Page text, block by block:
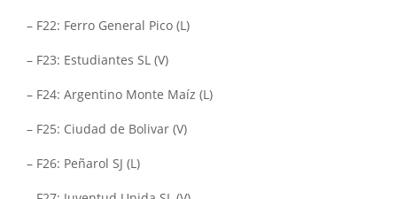
– F22: Ferro General Pico (L)
– F23: Estudiantes SL (V)
– F24: Argentino Monte Maíz (L)
– F25: Ciudad de Bolivar (V)
– F26: Peñarol SJ (L)